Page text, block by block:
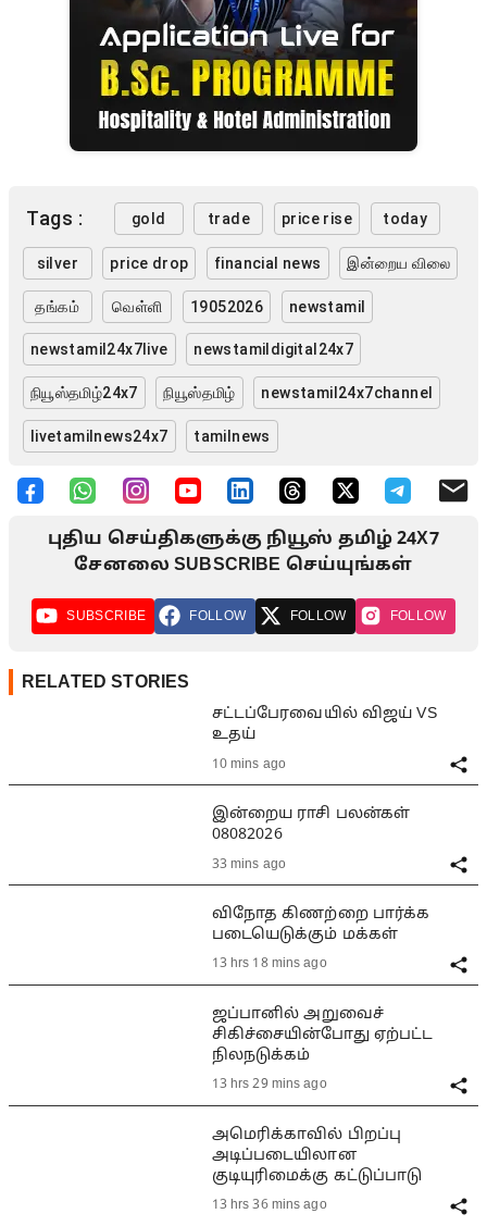
Tags : gold trade price rise today
silver price drop financial news இன்றைய விலை
தங்கம் வெள்ளி 19052026 newstamil
newstamil24x7live newstamildigital24x7
நியூஸ்தமிழ்24x7 நியூஸ்தமிழ் newstamil24x7channel
livetamilnews24x7 tamilnews
புதிய செய்திகளுக்கு நியூஸ் தமிழ் 24X7
சேனலை SUBSCRIBE செய்யுங்கள்
SUBSCRIBE FOLLOW FOLLOW FOLLOW
RELATED STORIES
சட்டப்பேரவையில் விஜய் VS
உதய்
10 mins ago
இன்றைய ராசி பலன்கள்
08082026
33 mins ago
விநோத கிணற்றை பார்க்க
படையெடுக்கும் மக்கள்
13 hrs 18 mins ago
ஜப்பானில் அறுவைச்
சிகிச்சையின்போது ஏற்பட்ட
நிலநடுக்கம்
13 hrs 29 mins ago
அமெரிக்காவில் பிறப்பு
அடிப்படையிலான
குடியுரிமைக்கு கட்டுப்பாடு
13 hrs 36 mins ago